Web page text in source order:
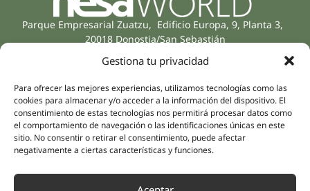
Gestiona tu privacidad
Para ofrecer las mejores experiencias, utilizamos tecnologías como las
cookies para almacenar y/o acceder a la información del dispositivo. El
consentimiento de estas tecnologías nos permitirá procesar datos como
el comportamiento de navegación o las identificaciones únicas en este
sitio. No consentir o retirar el consentimiento, puede afectar
negativamente a ciertas características y funciones.
Parque Empresarial Zuatzu, Edificio Europa, 9, Planta 3,
20018 Donostia/San Sebastián
Especialidades
Rehabilitación
Salud íntima
Sports
Salud mental
Neurología y dolor
Odontología
Compañía
Sobre nosotros
Equipo humano
Distribuidores
Partnerships